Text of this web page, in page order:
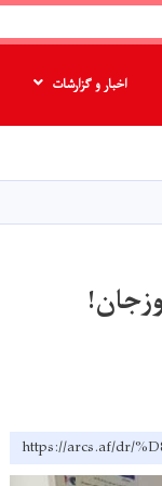
اخبار و گزارشات
https://arcs.af/dr/